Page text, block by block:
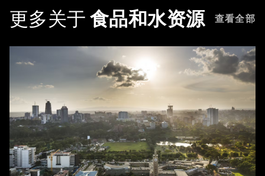
更多关于 食品和水资源 查看全部